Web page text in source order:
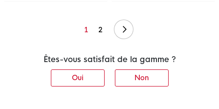
1 2 Suivant
Êtes-vous satisfait de la gamme ?
Oui Non